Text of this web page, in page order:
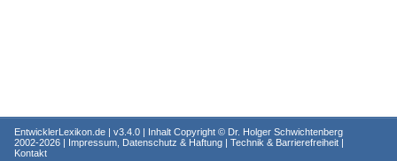
EntwicklerLexikon.de | v3.4.0 | Inhalt Copyright © Dr. Holger Schwichtenberg
2002-2026 | Impressum, Datenschutz & Haftung | Technik & Barrierefreiheit |
Kontakt